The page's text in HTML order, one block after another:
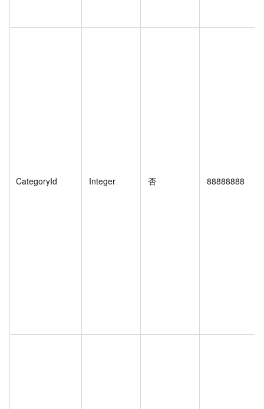
CategoryId Integer 否 88888888